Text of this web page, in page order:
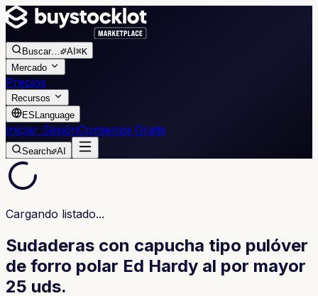
Buscar… AI ⌘K
Mercado
Precios
Recursos
ES Language
Iniciar SesiónComienza Gratis
Search AI
Cargando listado...
Sudaderas con capucha tipo pulóver
de forro polar Ed Hardy al por mayor
25 uds.